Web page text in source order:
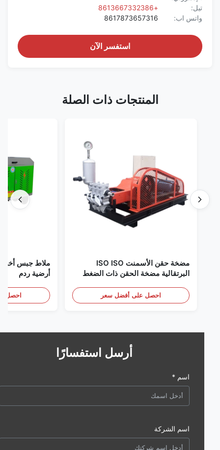
واتس اب:
8617873657316
استفسر الآن
المنتجات ذات الصلة
مضخة حقن الأسمنت ISO ISO
البرتقالية مضخة الحقن ذات الضغط
احصل على أفضل سعر
أرضية ردم
احصل على
أرسل استفسارًا
اسم *
اسم الشركة